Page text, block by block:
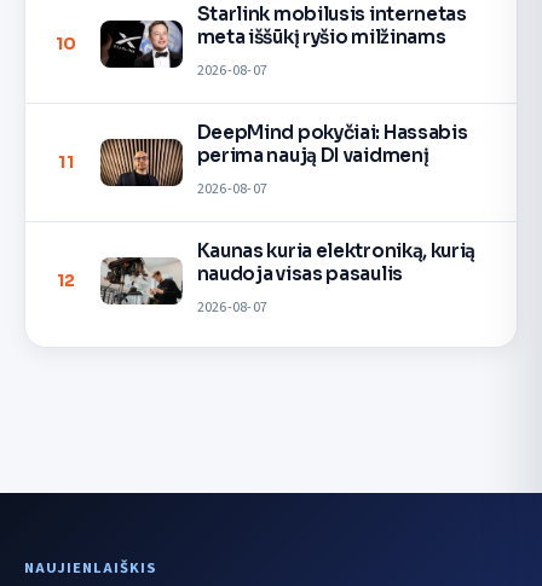
10
Starlink mobilusis internetas
meta iššūkį ryšio milžinams
2026-08-07
11
DeepMind pokyčiai: Hassabis
perima naują DI vaidmenį
2026-08-07
12
Kaunas kuria elektroniką, kurią
naudoja visas pasaulis
2026-08-07
NAUJIENLAIŠKIS